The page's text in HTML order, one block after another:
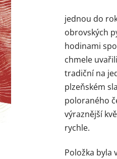
jednou do
obrovských
hodinami
chmele
tradiční na
plzeňském
poloraného
výraznější
rychle.
Položka byla